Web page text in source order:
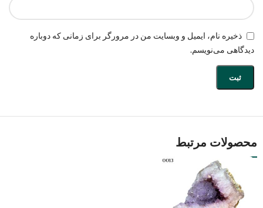
ذخیره نام، ایمیل و وبسایت من در مرورگر برای زمانی که دوباره
دیدگاهی می‌نویسم.
محصولات مرتبط